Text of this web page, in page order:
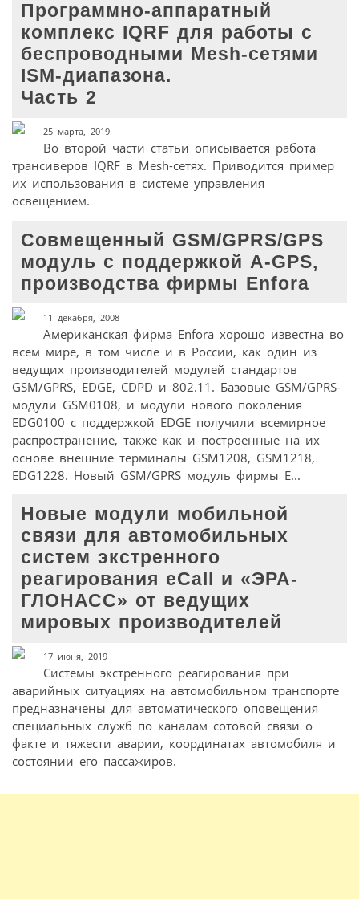
Программно-аппаратный
комплекс IQRF для работы с
беспроводными Mesh-сетями
ISM-диапазона.
Часть 2
25 марта, 2019
Во второй части статьи описывается работа
трансиверов IQRF в Mesh-сетях. Приводится пример
их использования в системе управления
освещением.
Cовмещенный GSM/GPRS/GPS
модуль с поддержкой A-GPS,
производства фирмы Enfora
11 декабря, 2008
Американская фирма Enfora хорошо известна во
всем мире, в том числе и в России, как один из
ведущих производителей модулей стандартов
GSM/GPRS, EDGE, CDPD и 802.11. Базовые GSM/GPRS-
модули GSM0108, и модули нового поколения
EDG0100 с поддержкой EDGE получили всемирное
распространение, также как и построенные на их
основе внешние терминалы GSM1208, GSM1218,
EDG1228. Новый GSM/GPRS модуль фирмы E...
Новые модули мобильной
связи для автомобильных
cистем экстренного
реагирования eCall и «ЭРА-
ГЛОНАСС» от ведущих
мировых производителей
17 июня, 2019
Системы экстренного реагирования при
аварийных ситуациях на автомобильном транспорте
предназначены для автоматического оповещения
специальных служб по каналам сотовой связи о
факте и тяжести аварии, координатах автомобиля и
состоянии его пассажиров.